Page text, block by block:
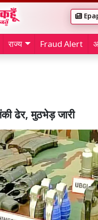
राज्य Fraud Alert
ढेर, मुठभेड़ जारी